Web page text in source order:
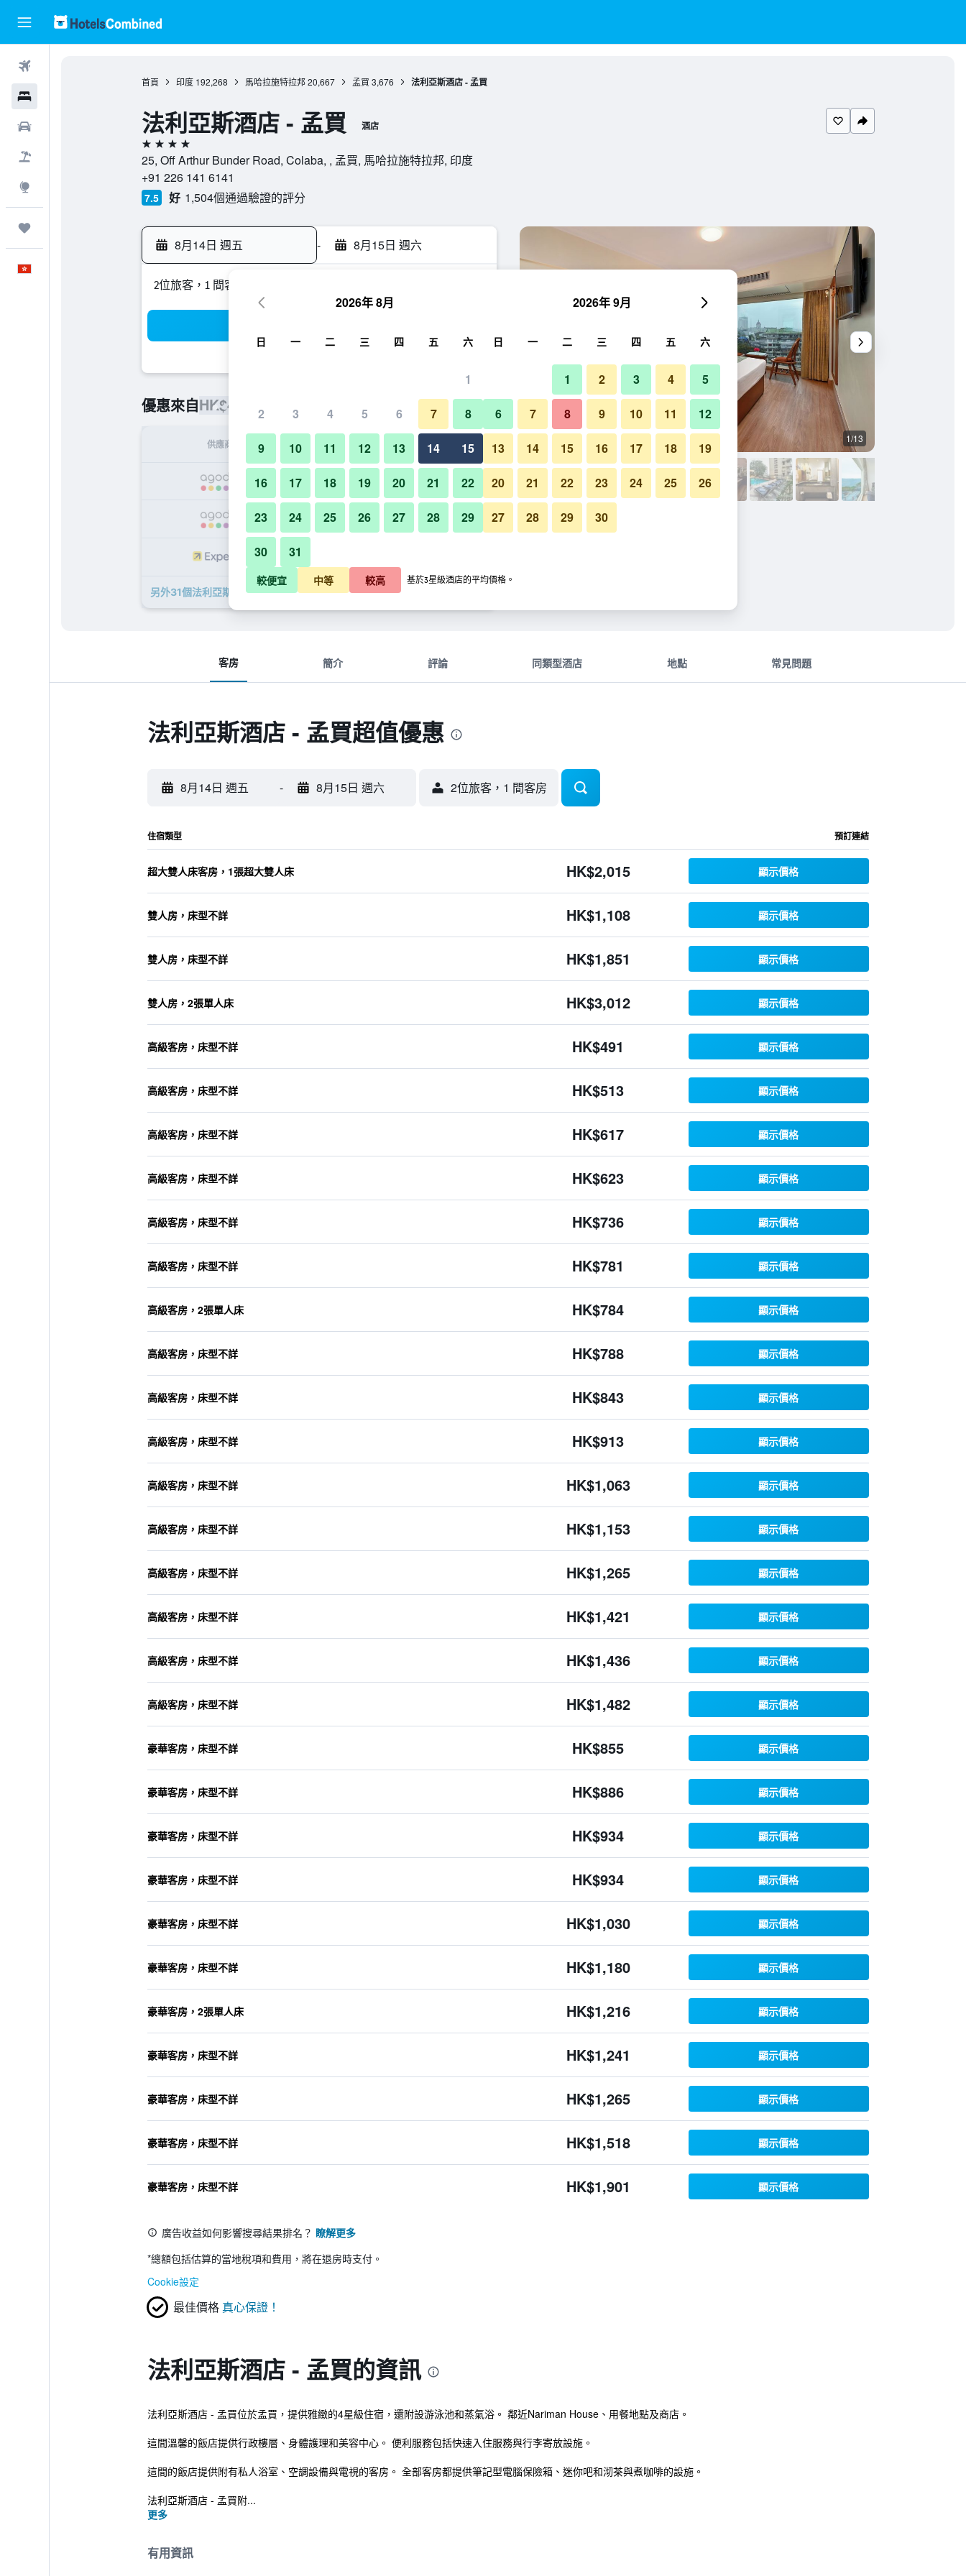
首頁 印度 192,268 馬哈拉施特拉邦 20,667 孟買 3,676 法利亞斯酒店 - 孟買
法利亞斯酒店 - 孟買 酒店
4星級
25, Off Arthur Bunder Road, Colaba, , 孟買, 馬哈拉施特拉邦, 印度
+91 226 141 6141
7.5 好 1,504個通過驗證的評分
8月14日 週五 - 8月15日 週六
2位旅客，1 間客房
優惠來自HK$491
供應商 每晚總額
HK$491 查看優惠
HK$513 查看優惠
另外31個法利亞斯酒店 - 孟買​的優惠
臥室 1/13
法利亞斯酒店 - 孟買的照片
客房 簡介 評論 同類型酒店 地點 常見問題
法利亞斯酒店 - 孟買超值優惠
8月14日 週五 - 8月15日 週六 2位旅客，1 間客房
住宿類型 預訂連結
超大雙人床客房，1張超大雙人床 HK$2,015 顯示價格
雙人房，床型不詳 HK$1,108 顯示價格
雙人房，床型不詳 HK$1,851 顯示價格
雙人房，2張單人床 HK$3,012 顯示價格
高級客房，床型不詳 HK$491 顯示價格
高級客房，床型不詳 HK$513 顯示價格
高級客房，床型不詳 HK$617 顯示價格
高級客房，床型不詳 HK$623 顯示價格
高級客房，床型不詳 HK$736 顯示價格
高級客房，床型不詳 HK$781 顯示價格
高級客房，2張單人床 HK$784 顯示價格
高級客房，床型不詳 HK$788 顯示價格
高級客房，床型不詳 HK$843 顯示價格
高級客房，床型不詳 HK$913 顯示價格
高級客房，床型不詳 HK$1,063 顯示價格
高級客房，床型不詳 HK$1,153 顯示價格
高級客房，床型不詳 HK$1,265 顯示價格
高級客房，床型不詳 HK$1,421 顯示價格
高級客房，床型不詳 HK$1,436 顯示價格
高級客房，床型不詳 HK$1,482 顯示價格
豪華客房，床型不詳 HK$855 顯示價格
豪華客房，床型不詳 HK$886 顯示價格
豪華客房，床型不詳 HK$934 顯示價格
豪華客房，床型不詳 HK$934 顯示價格
豪華客房，床型不詳 HK$1,030 顯示價格
豪華客房，床型不詳 HK$1,180 顯示價格
豪華客房，2張單人床 HK$1,216 顯示價格
豪華客房，床型不詳 HK$1,241 顯示價格
豪華客房，床型不詳 HK$1,265 顯示價格
豪華客房，床型不詳 HK$1,518 顯示價格
豪華客房，床型不詳 HK$1,901 顯示價格
廣告收益如何影響搜尋結果排名？ 瞭解更多
*總額包括估算的當地稅項和費用，將在退房時支付。
Cookie設定
最佳價格 真心保證！
法利亞斯酒店 - 孟買的資訊
法利亞斯酒店 - 孟買位於孟買，提供雅緻的4星級住宿，還附設游泳池和蒸氣浴。 鄰近Nariman House、用餐地點及商店。
這間溫馨的飯店提供行政樓層、身體護理和美容中心。 便利服務包括快速入住服務與行李寄放設施。
這間的飯店提供附有私人浴室、空調設備與電視的客房。 全部客房都提供筆記型電腦保險箱、迷你吧和沏茶與煮咖啡的設施。
法利亞斯酒店 - 孟買附...
更多
有用資訊
2026年 8月
日 一 二 三 四 五 六
1
2 3 4 5 6 7 8
9 10 11 12 13 14 15
16 17 18 19 20 21 22
23 24 25 26 27 28 29
30 31
2026年 9月
日 一 二 三 四 五 六
1 2 3 4 5
6 7 8 9 10 11 12
13 14 15 16 17 18 19
20 21 22 23 24 25 26
27 28 29 30
較便宜 中等 較高 基於3星級酒店的平均價格。